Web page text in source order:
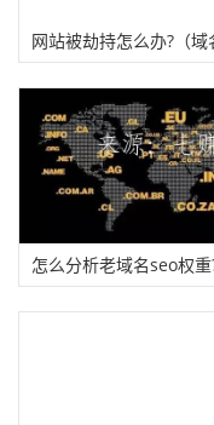
网站被劫持怎么办?（域
劫持）
怎么分析老域名seo权重